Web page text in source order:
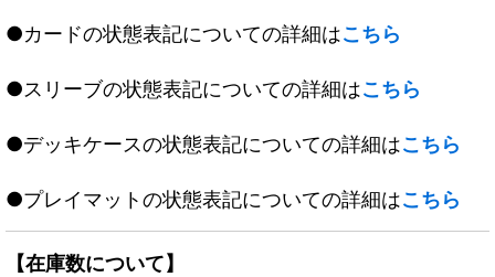
●カードの状態表記についての詳細はこちら
●スリーブの状態表記についての詳細はこちら
●デッキケースの状態表記についての詳細はこちら
●プレイマットの状態表記についての詳細はこちら
【在庫数について】